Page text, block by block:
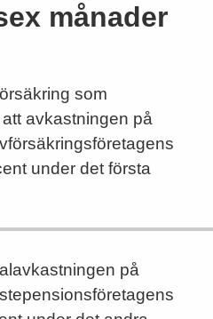
månader
som
avkastningen på
under det första
på